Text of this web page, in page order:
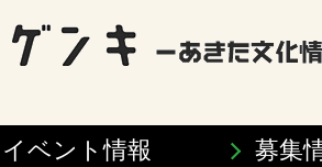
イベント情報 募集